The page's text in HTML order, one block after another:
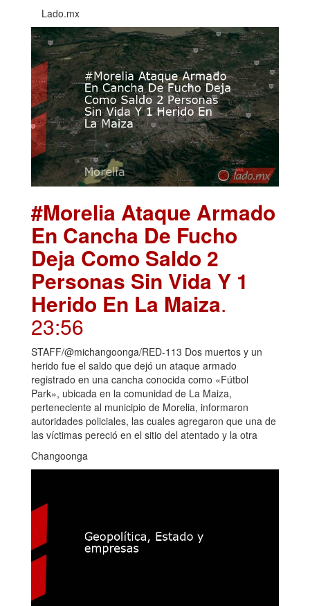
Lado.mx
#Morelia Ataque Armado
En Cancha De Fucho
Deja Como Saldo 2
Personas Sin Vida Y 1
Herido En La Maiza.
23:56
STAFF/@michangoonga/RED-113 Dos muertos y un
herido fue el saldo que dejó un ataque armado
registrado en una cancha conocida como «Fútbol
Park», ubicada en la comunidad de La Maiza,
perteneciente al municipio de Morelia, informaron
autoridades policiales, las cuales agregaron que una de
las víctimas pereció en el sitio del atentado y la otra
Changoonga